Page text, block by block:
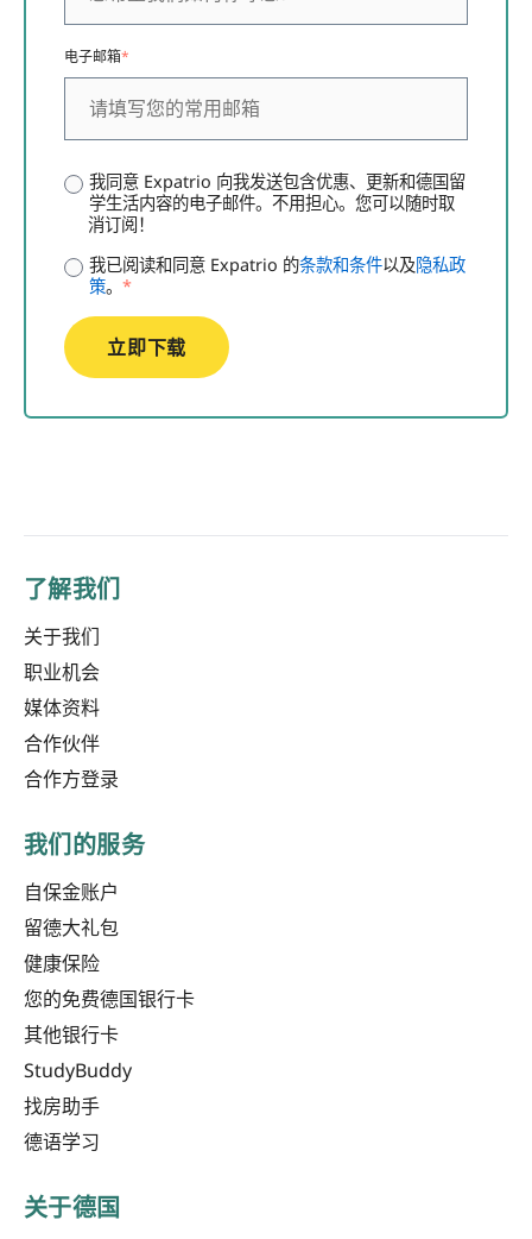
电子邮箱*
我同意 Expatrio 向我发送包含优惠、更新和德国留
学生活内容的电子邮件。不用担心。您可以随时取
消订阅！
我已阅读和同意 Expatrio 的条款和条件以及隐私政
策。 *
了解我们
关于我们
职业机会
媒体资料
合作伙伴
合作方登录
我们的服务
自保金账户
留德大礼包
健康保险
您的免费德国银行卡
其他银行卡
StudyBuddy
找房助手
德语学习
关于德国